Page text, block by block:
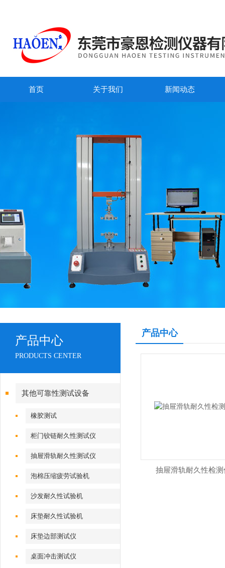
首页 关于我们 新闻动态
产品中心
PRODUCTS CENTER
其他可靠性测试设备
橡胶测试
柜门铰链耐久性测试仪
抽屉滑轨耐久性测试仪
泡棉压缩疲劳试验机
沙发耐久性试验机
床垫耐久性试验机
床垫边部测试仪
桌面冲击测试仪
产品中心
抽屉滑轨耐久性检测